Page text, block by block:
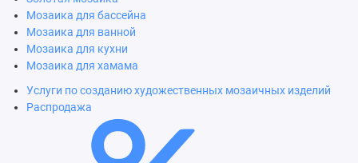
Мозаика для бассейна
Мозаика для ванной
Мозаика для кухни
Мозаика для хамама
Услуги по созданию художественных мозаичных изделий
Распродажа